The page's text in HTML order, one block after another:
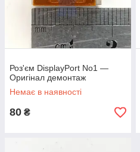
Роз'єм DisplayPort No1 —
Оригінал демонтаж
Немає в наявності
80 ₴